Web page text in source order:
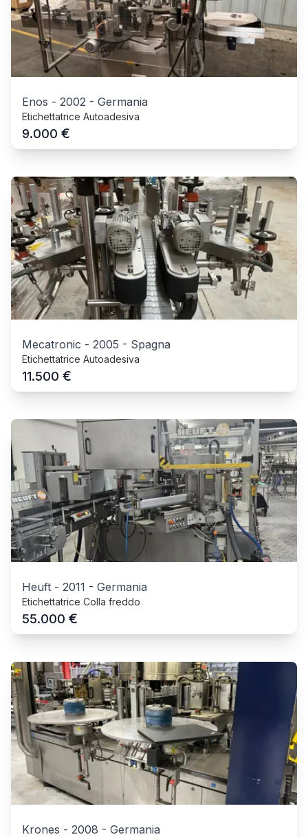
Enos - 2002 - Germania
Etichettatrice Autoadesiva
9.000 €
Mecatronic - 2005 - Spagna
Etichettatrice Autoadesiva
11.500 €
Heuft - 2011 - Germania
Etichettatrice Colla freddo
55.000 €
Krones - 2008 - Germania